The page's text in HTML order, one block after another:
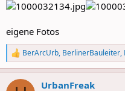
eigene Fotos
R
e
a
c
BerArcUrb, BerlinerBauleiter,
UrbanFreak